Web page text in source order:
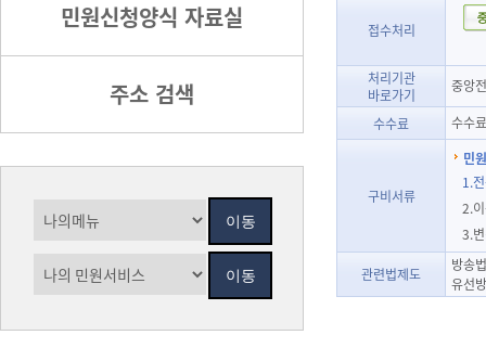
민원신청양식 자료실
주소 검색
접수처리
처리기관
바로가기
중앙
수수료 수수
구비서류
민
1.
2.
3.
관련법제도
방송
유선